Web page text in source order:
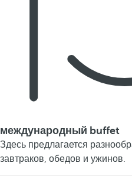
международный buffet
Здесь предлагается
завтраков, обедов и ужинов.